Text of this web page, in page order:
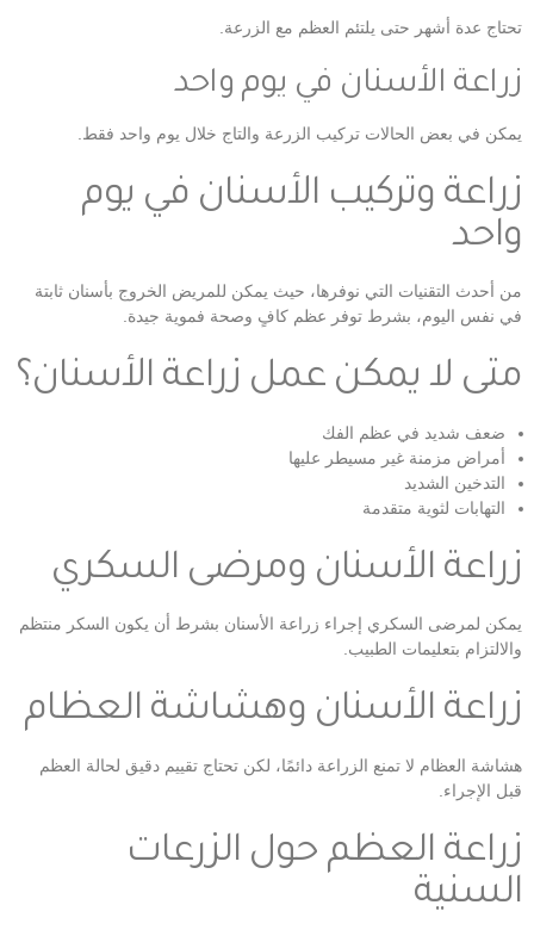
تحتاج عدة أشهر حتى يلتئم العظم مع الزرعة.
زراعة الأسنان في يوم واحد
يمكن في بعض الحالات تركيب الزرعة والتاج خلال يوم واحد فقط.
زراعة وتركيب الأسنان في يوم
واحد
من أحدث التقنيات التي نوفرها، حيث يمكن للمريض الخروج بأسنان ثابتة
في نفس اليوم، بشرط توفر عظم كافٍ وصحة فموية جيدة.
متى لا يمكن عمل زراعة الأسنان؟
ضعف شديد في عظم الفك
أمراض مزمنة غير مسيطر عليها
التدخين الشديد
التهابات لثوية متقدمة
زراعة الأسنان ومرضى السكري
يمكن لمرضى السكري إجراء زراعة الأسنان بشرط أن يكون السكر منتظم
والالتزام بتعليمات الطبيب.
زراعة الأسنان وهشاشة العظام
هشاشة العظام لا تمنع الزراعة دائمًا، لكن تحتاج تقييم دقيق لحالة العظم
قبل الإجراء.
زراعة العظم حول الزرعات
السنية